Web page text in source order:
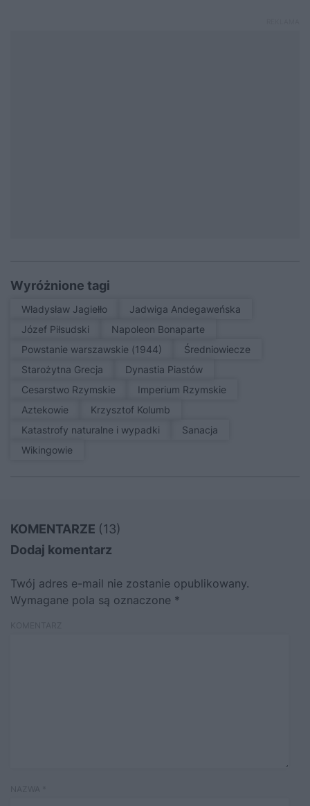
Wyróżnione tagi
Władysław Jagiełło
Jadwiga Andegaweńska
Józef Piłsudski
Napoleon Bonaparte
Powstanie warszawskie (1944)
średniowiecze
Starożytna Grecja
Dynastia Piastów
Cesarstwo Rzymskie
Imperium Rzymskie
Aztekowie
Krzysztof Kolumb
Katastrofy naturalne i wypadki
sanacja
Wikingowie
KOMENTARZE (13)
Dodaj komentarz
Twój adres e-mail nie zostanie opublikowany.
Wymagane pola są oznaczone *